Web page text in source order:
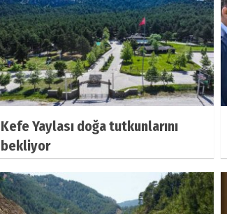
Kefe Yaylası doğa tutkunlarını
bekliyor